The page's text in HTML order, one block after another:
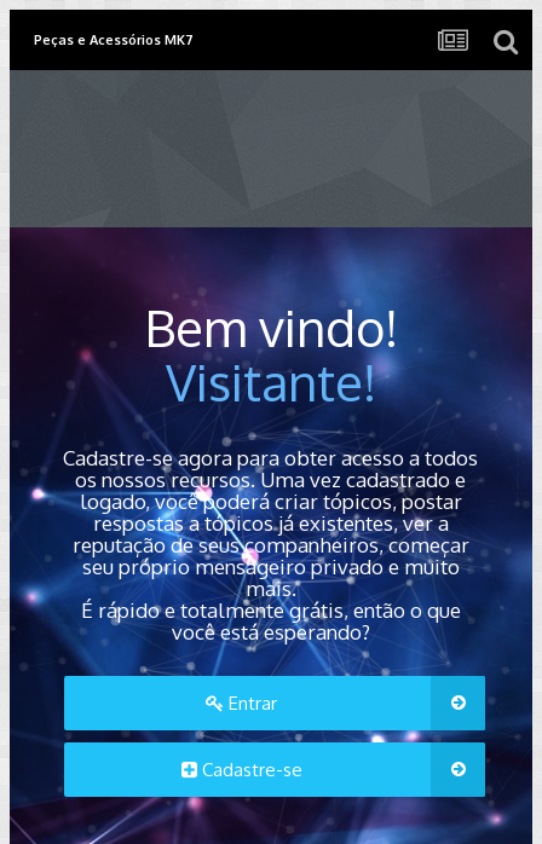
Peças e Acessórios MK7
Bem vindo!
Visitante!
Cadastre-se agora para obter acesso a todos
os nossos recursos. Uma vez cadastrado e
logado, você poderá criar tópicos, postar
respostas a tópicos já existentes, ver a
reputação de seus companheiros, começar
seu próprio mensageiro privado e muito
mais.
É rápido e totalmente grátis, então o que
você está esperando?
Entrar
Cadastre-se